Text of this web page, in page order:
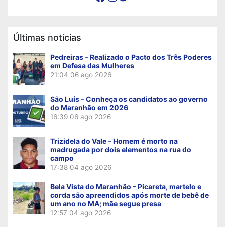
Últimas notícias
Pedreiras – Realizado o Pacto dos Três Poderes
em Defesa das Mulheres
21:04 06 ago 2026
São Luís – Conheça os candidatos ao governo
do Maranhão em 2026
16:39 06 ago 2026
Trizidela do Vale – Homem é morto na
madrugada por dois elementos na rua do
campo
17:38 04 ago 2026
Bela Vista do Maranhão – Picareta, martelo e
corda são apreendidos após morte de bebê de
um ano no MA; mãe segue presa
12:57 04 ago 2026